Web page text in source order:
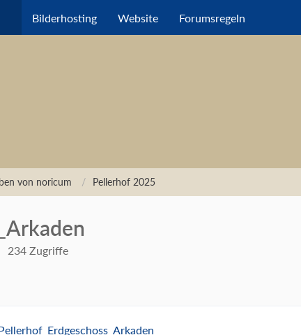
Bilderhosting Website Forumsregeln
von noricum Pellerhof 2025
234 Zugriffe